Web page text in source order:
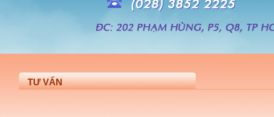
TƯ VẤN